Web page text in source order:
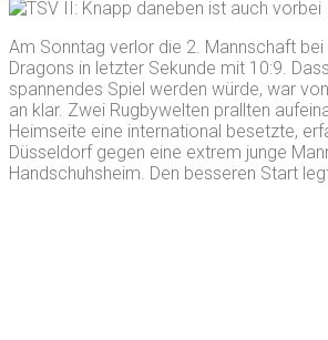
Am Sonntag verlor die 2. Mannschaft
Dragons in letzter Sekunde mit 10:9.
spannendes Spiel werden würde, war
an klar. Zwei Rugbywelten prallten
Heimseite eine international besetzte,
Düsseldorf gegen eine extrem junge
Handschuhsheim. Den besseren Start